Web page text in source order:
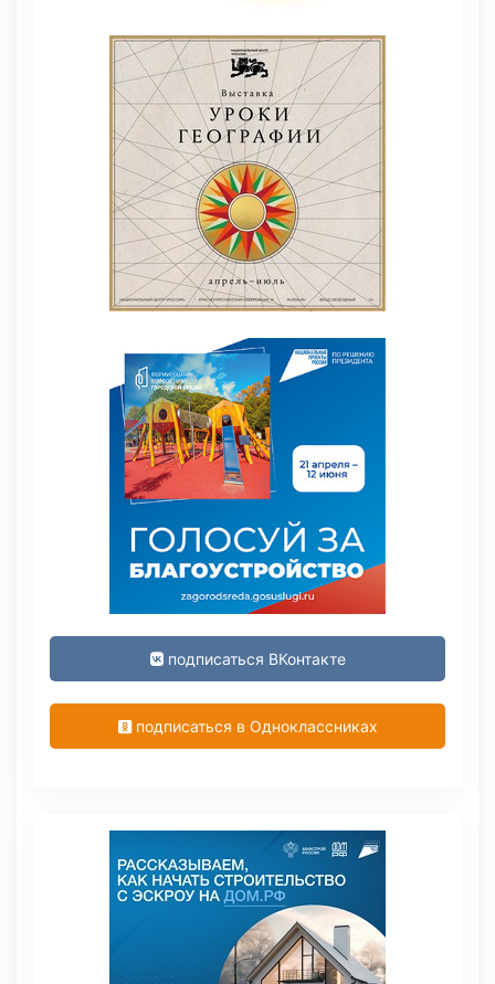
подписаться ВКонтакте
подписаться в Одноклассниках